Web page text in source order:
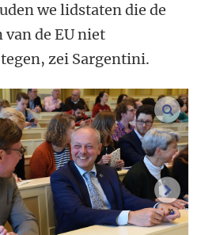
we lidstaten die de
de EU niet
en, zei Sargentini.